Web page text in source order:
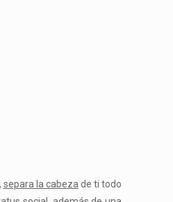
, separa la cabeza de ti todo